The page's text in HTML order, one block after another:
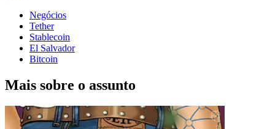
Negócios
Tether
Stablecoin
El Salvador
Bitcoin
Mais sobre o assunto